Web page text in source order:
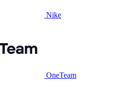
Nike
OneTeam